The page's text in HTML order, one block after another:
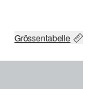
Grössentabelle